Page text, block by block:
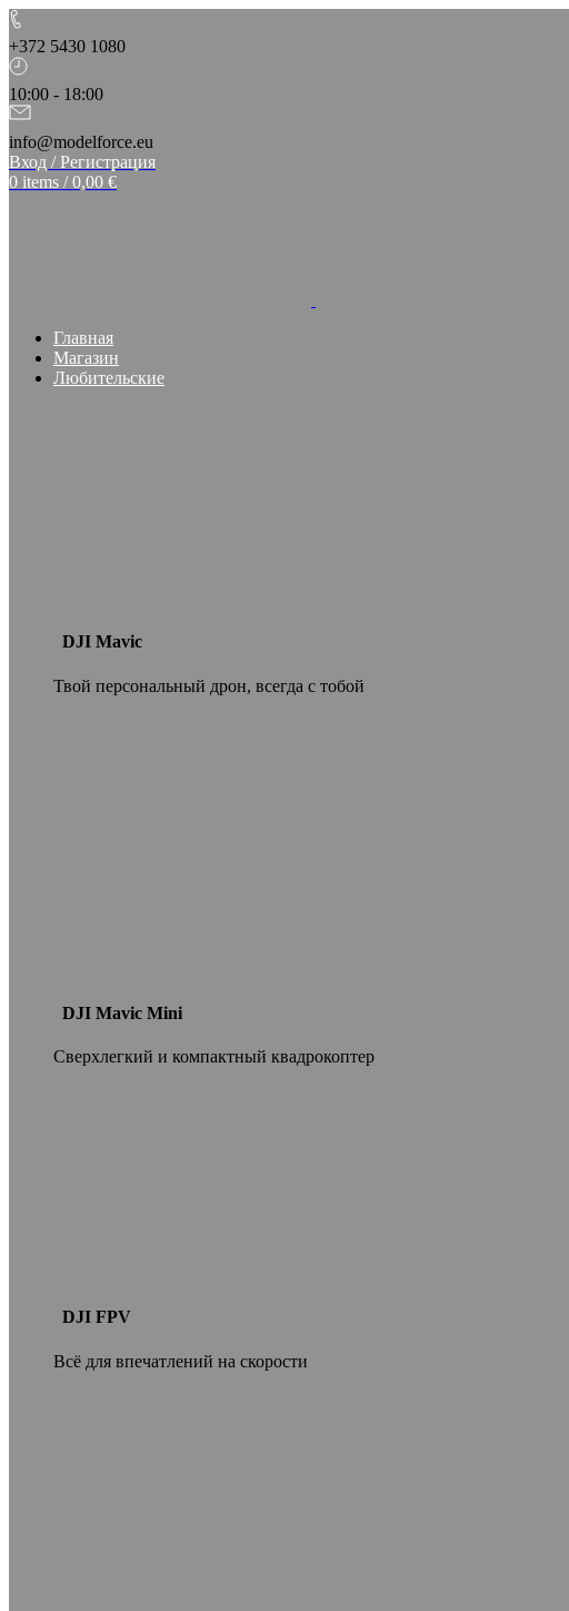
+372 5430 1080
10:00 - 18:00
info@modelforce.eu
Вход / Регистрация
0 items / 0,00 €
Главная
Магазин
Любительские
DJI Mavic
Твой персональный дрон, всегда с тобой
DJI Mavic Mini
Сверхлегкий и компактный квадрокоптер
DJI FPV
Всё для впечатлений на скорости